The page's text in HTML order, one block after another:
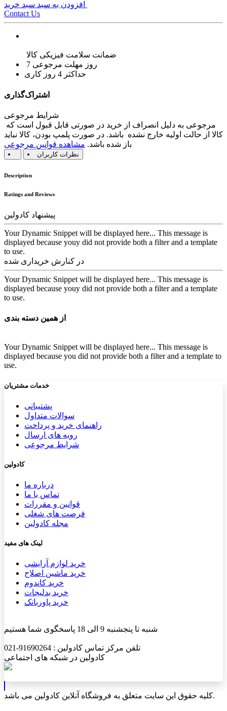
Contact Us
ضمانت سلامت فیزیکی کالا
7 روز مهلت مرجوعی
حداکثر 4 روز کاری
اشتراک‌گذاری
شرایط مرجوعی
کالا از حالت اولیه خارج نشده باشد. در صورت پلمپ بودن، کالا نباید
باز شده باشد. مشاهده قوانین مرجوعی
نظرات کاربران
Description
Ratings and Reviews
پیشنهاد کادولین
Your Dynamic Snippet will be displayed here... This message is
displayed because youy did not provide both a filter and a template
to use.
در کنارش خریداری شده
Your Dynamic Snippet will be displayed here... This message is
displayed because youy did not provide both a filter and a template
to use.
از همین دسته بندی
Your Dynamic Snippet will be displayed here... This message is
displayed because you did not provide both a filter and a template to
use.
خدمات مشتریان
پشتیب​​انی
سوالات متداول
راهنمای خرید و پرداخت
رویه های ارسال
شرایط مرجوعی
کادولین
درباره ما
تماس با ما
قوانین و مقررات
فرصت های شغلی
مجله کادولین
لینک های مفید
خرید لوازم آرایشی
خرید ماشین اصلاح
خرید کاندوم
خرید بدلیجات
خرید پاوربانک
شنبه تا پنجشنبه 9 الی 18 پاسخگوی شما هستیم
تلفن مرکز تماس کادولین : 91690264-021
کادولین در شبکه های اجتماعی
کلیه حقوق این سایت متعلق به فروشگاه آنلاین کادولین می باشد.